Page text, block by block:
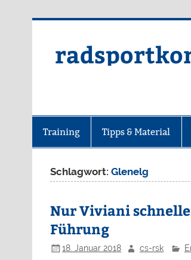
Training Tipps & Material
Schlagwort:Glenelg
Nur Viviani
Führung
18. Januar 2018 cs-rsk